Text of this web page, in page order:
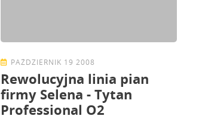
PAŹDZIERNIK 19 2008
Rewolucyjna linia pian
firmy Selena - Tytan
Professional O2